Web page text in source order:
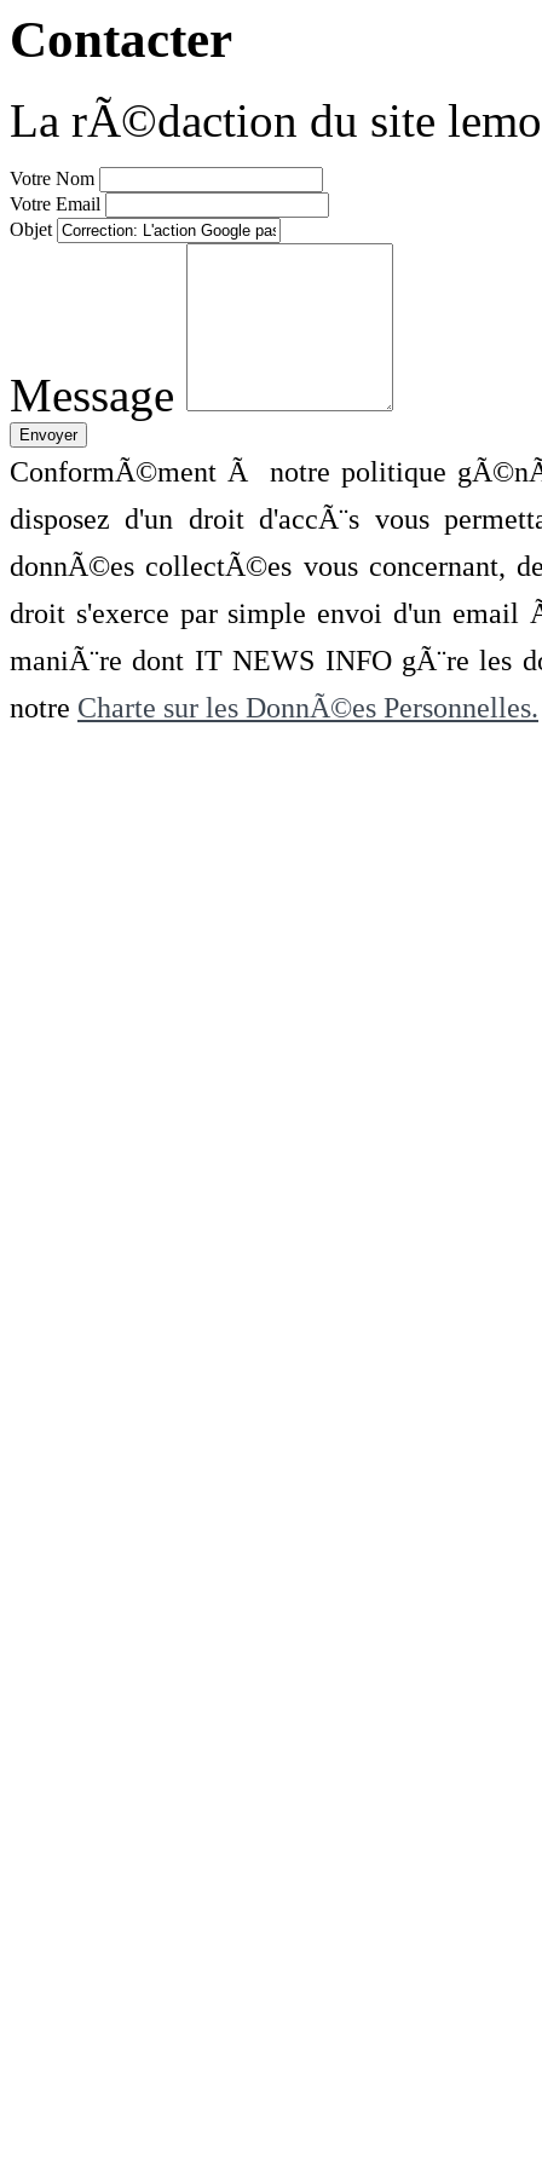
Contacter
La rÃ©daction du site
Votre Nom
Votre Email
Objet
Message
ConformÃ©ment Ã notre politique
disposez d'un droit d'accÃ¨s vous
donnÃ©es collectÃ©es vous concernant,
droit s'exerce par simple envoi d'un
maniÃ¨re dont IT NEWS INFO gÃ¨re les
notre Charte sur les DonnÃ©es Personnelles.